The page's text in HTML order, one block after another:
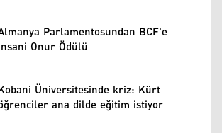
Parlamentosundan BCF'e
Onur Ödülü
Üniversitesinde kriz: Kürt
ana dilde eğitim istiyor